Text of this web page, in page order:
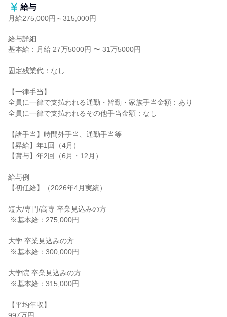
給与
月給275,000円～315,000円
給与詳細
基本給：月給 27万5000円 〜 31万5000円
固定残業代：なし
【一律手当】
全員に一律で支払われる通勤・皆勤・家族手当金額：あり
全員に一律で支払われるその他手当金額：なし
【諸手当】時間外手当、通勤手当等
【昇給】年1回（4月）
【賞与】年2回（6月・12月）
給与例
【初任給】（2026年4月実績）
短大/専門/高専 卒業見込みの方
大学 卒業見込みの方
大学院 卒業見込みの方
【平均年収】